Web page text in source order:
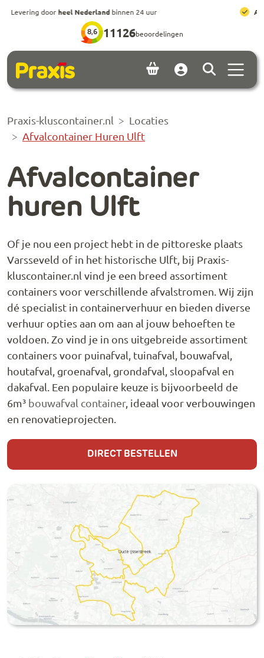
Ga naar hoofdinhoud
Ga naar footer
All-in prijzen, inclusief brengen, ophalen en huur
8,6 11126beoordelingen
Account
Praxis-kluscontainer.nl
Locaties
Afvalcontainer Huren Ulft
Afvalcontainer
huren Ulft
Of je nou een project hebt in de pittoreske plaats
Varsseveld of in het historische Ulft, bij Praxis-
kluscontainer.nl vind je een breed assortiment
containers voor verschillende afvalstromen. Wij zijn
dé specialist in containerverhuur en bieden diverse
verhuur opties aan om aan al jouw behoeften te
voldoen. Zo vind je in ons uitgebreide assortiment
containers voor puinafval, tuinafval, bouwafval,
houtafval, groenafval, grondafval, sloopafval en
dakafval. Een populaire keuze is bijvoorbeeld de
6m³ bouwafval container, ideaal voor verbouwingen
en renovatieprojecten.
DIRECT BESTELLEN